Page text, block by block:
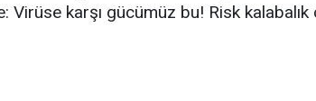
Virüse karşı gücümüz bu! Risk kalabalık